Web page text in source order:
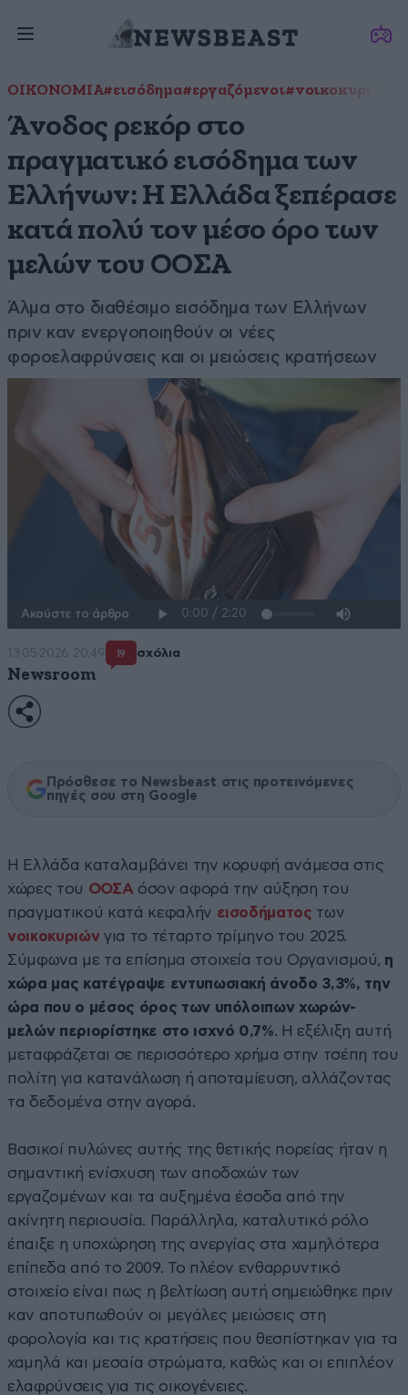
ΟΙΚΟΝΟΜΙΑ#εισόδημα#εργαζόμενοι#νοικοκυριά
Άνοδος ρεκόρ στο
πραγματικό εισόδημα των
Ελλήνων: Η Ελλάδα ξεπέρασε
κατά πολύ τον μέσο όρο των
μελών του ΟΟΣΑ
Άλμα στο διαθέσιμο εισόδημα των Ελλήνων
πριν καν ενεργοποιηθούν οι νέες
φοροελαφρύνσεις και οι μειώσεις κρατήσεων
Ακούστε το άρθρο
13·05·2026 20:49 19 σχόλια
Newsroom
Πρόσθεσε το Newsbeast στις προτεινόμενες
πηγές σου στη Google
Η Ελλάδα καταλαμβάνει την κορυφή ανάμεσα στις
χώρες του ΟΟΣΑ όσον αφορά την αύξηση του
πραγματικού κατά κεφαλήν εισοδήματος των
νοικοκυριώνγια το τέταρτο τρίμηνο του 2025.
Σύμφωνα με τα επίσημα στοιχεία του Οργανισμού, η
χώρα μας κατέγραψε εντυπωσιακή άνοδο 3,3%, την
ώρα που ο μέσος όρος των υπόλοιπων χωρών-
μελών περιορίστηκε στο ισχνό 0,7%. Η εξέλιξη αυτή
μεταφράζεται σε περισσότερο χρήμα στην τσέπη του
πολίτη για κατανάλωση ή αποταμίευση, αλλάζοντας
τα δεδομένα στην αγορά.
Βασικοί πυλώνες αυτής της θετικής πορείας ήταν η
σημαντική ενίσχυση των αποδοχών των
εργαζομένων και τα αυξημένα έσοδα από την
ακίνητη περιουσία. Παράλληλα, καταλυτικό ρόλο
έπαιξε η υποχώρηση της ανεργίας στα χαμηλότερα
επίπεδα από το 2009. Το πλέον ενθαρρυντικό
στοιχείο είναι πως η βελτίωση αυτή σημειώθηκε πριν
καν αποτυπωθούν οι μεγάλες μειώσεις στη
φορολογία και τις κρατήσεις που θεσπίστηκαν για τα
χαμηλά και μεσαία στρώματα, καθώς και οι επιπλέον
ελαφρύνσεις για τις οικογένειες.